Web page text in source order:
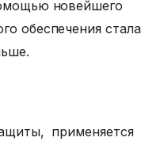
новейшего
обеспечения стала
применяется